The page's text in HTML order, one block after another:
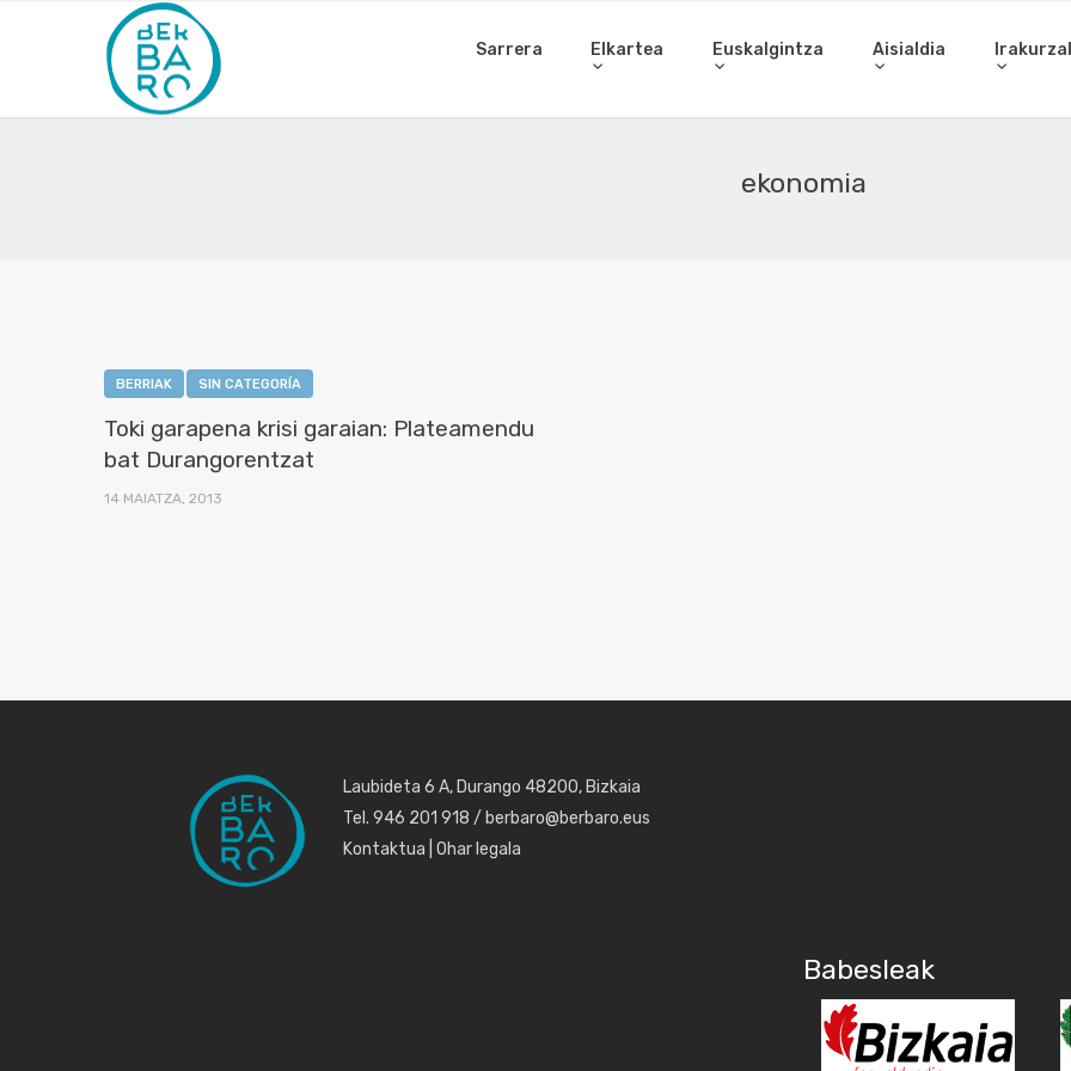
Sarrera Elkartea Euskalgintza Aisialdia
ekonomia
BERRIAK SIN CATEGORÍA
Toki garapena krisi garaian: Plateamendu
bat Durangorentzat
14 MAIATZA, 2013
Laubideta 6 A, Durango 48200, Bizkaia
Tel. 946 201 918 / berbaro@berbaro.eus
Kontaktua Ohar legala
Babesleak